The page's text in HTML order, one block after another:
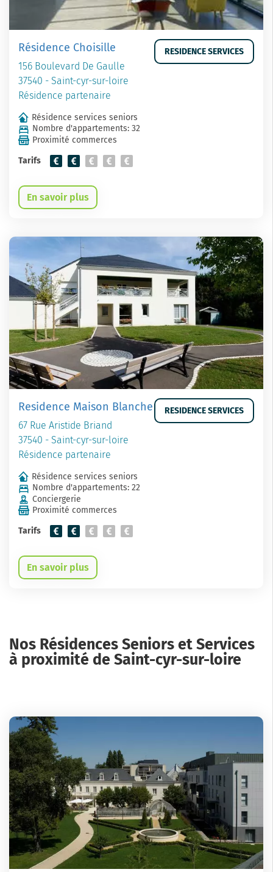
Résidence Choisille
156 Boulevard De Gaulle
37540 - Saint-cyr-sur-loire
Résidence partenaire
RESIDENCE SERVICES
Résidence services seniors
Nombre d'appartements: 32
Proximité commerces
Tarifs
En savoir plus
Residence Maison Blanche
67 Rue Aristide Briand
37540 - Saint-cyr-sur-loire
Résidence partenaire
RESIDENCE SERVICES
Résidence services seniors
Nombre d'appartements: 22
Conciergerie
Proximité commerces
Tarifs
En savoir plus
Nos Résidences Seniors et Services
à proximité de Saint-cyr-sur-loire